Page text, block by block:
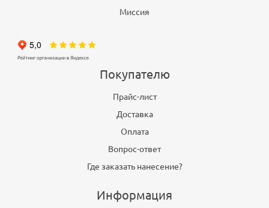
Миссия
Покупателю
Прайс-лист
Доставка
Оплата
Вопрос-ответ
Где заказать нанесение?
Информация